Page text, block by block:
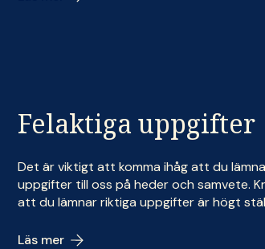
Felaktiga uppgifter
Det är viktigt att komma ihåg att du
uppgifter till oss på heder och samvete.
att du lämnar riktiga uppgifter är högt
Läs mer